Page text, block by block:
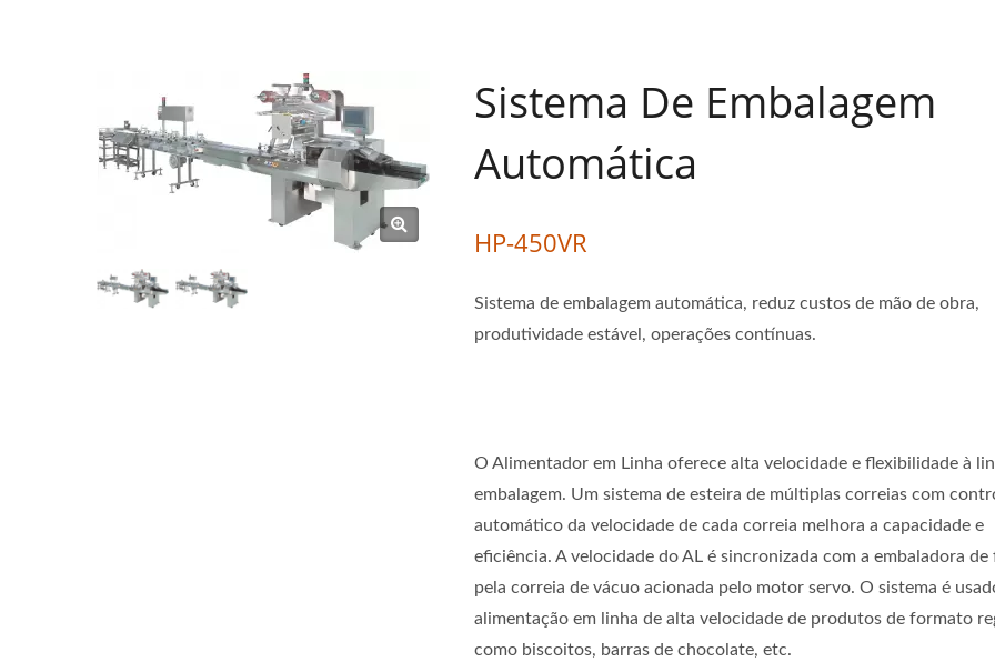
Sistema De Embalagem
Automática
HP-450VR
Sistema de embalagem automática, reduz custos de mão de obra,
produtividade estável, operações contínuas.
O Alimentador em Linha oferece alta velocidade e flexibilidade à
embalagem. Um sistema de esteira de múltiplas correias com
automático da velocidade de cada correia melhora a capacidade e
eficiência. A velocidade do AL é sincronizada com a embaladora de
pela correia de vácuo acionada pelo motor servo. O sistema é
alimentação em linha de alta velocidade de produtos de formato
como biscoitos, barras de chocolate, etc.